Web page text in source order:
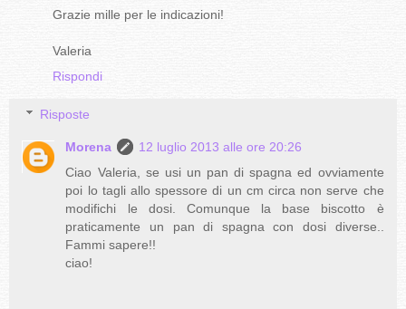
Grazie mille per le indicazioni!
Valeria
Rispondi
Risposte
Morena
12 luglio 2013 alle ore 20:26
Ciao Valeria, se usi un pan di spagna ed ovviamente
poi lo tagli allo spessore di un cm circa non serve che
modifichi le dosi. Comunque la base biscotto è
praticamente un pan di spagna con dosi diverse..
Fammi sapere!!
ciao!